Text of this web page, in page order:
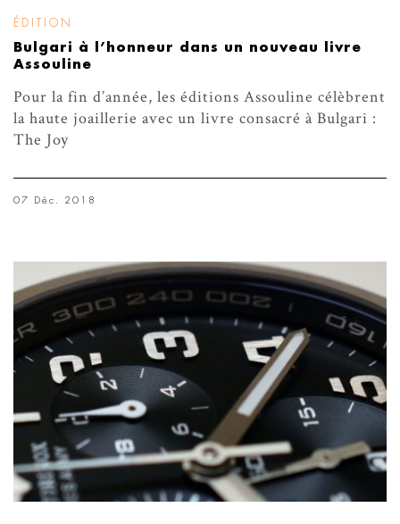
ÉDITION
Bulgari à l’honneur dans un nouveau livre
Assouline
Pour la fin d’année, les éditions Assouline célèbrent
la haute joaillerie avec un livre consacré à Bulgari :
The Joy
07 Déc. 2018